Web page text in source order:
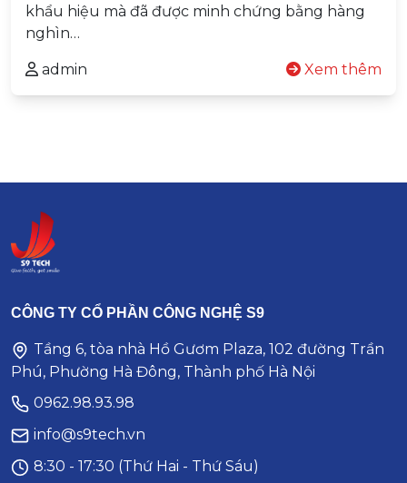
khẩu hiệu mà đã được minh chứng bằng hàng
nghìn…
admin Xem thêm
CÔNG TY CỔ PHẦN CÔNG NGHỆ S9
Tầng 6, tòa nhà Hồ Gươm Plaza, 102 đường Trần
Phú, Phường Hà Đông, Thành phố Hà Nội
0962.98.93.98
info@s9tech.vn
8:30 - 17:30 (Thứ Hai - Thứ Sáu)